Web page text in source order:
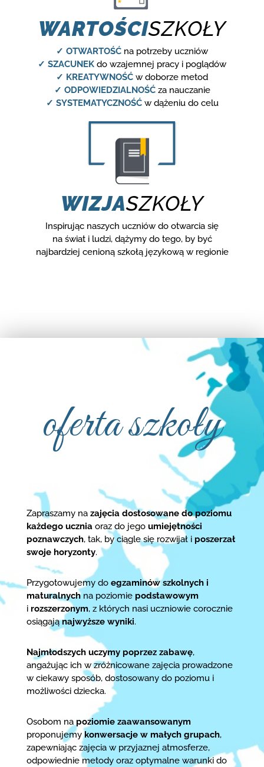
WARTOŚCISZKOŁY
✓ OTWARTOŚĆ na potrzeby uczniów
✓ SZACUNEK do wzajemnej pracy i poglądów
✓ KREATYWNOŚĆ w doborze metod
✓ ODPOWIEDZIALNOŚĆza nauczanie
✓ SYSTEMATYCZNOŚĆw dążeniu do celu
WIZJASZKOŁY
Inspirując naszych uczniów do otwarcia się
na świat i ludzi, dążymy do tego, by być
najbardziej cenioną szkołą językową w regionie
oferta szkoły
Zapraszamy nazajęcia dostosowane do poziomu
każdego ucznia oraz do jego umiejętności
poznawczych, tak, by ciągle się rozwijał i poszerzał
swoje horyzonty.
Przygotowujemy do egzaminów szkolnych i
maturalnychna poziomie podstawowym
i rozszerzonym, z których nasi uczniowie corocznie
osiągająnajwyższe wyniki.
Najmłodszych uczymy poprzez zabawę,
angażując ich w zróżnicowane zajęcia prowadzone
w ciekawy sposób, dostosowany do poziomu i
możliwości dziecka.
Osobom na poziomie zaawansowanym
proponujemykonwersacje w małych grupach,
zapewniając zajęcia w przyjaznej atmosferze,
odpowiednie metody oraz optymalne warunki do